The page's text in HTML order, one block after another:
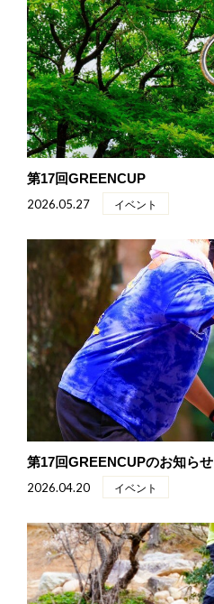
第17回GREENCUP
2026.05.27 イベント
第17回GREENCUPのお知らせ
2026.04.20 イベント